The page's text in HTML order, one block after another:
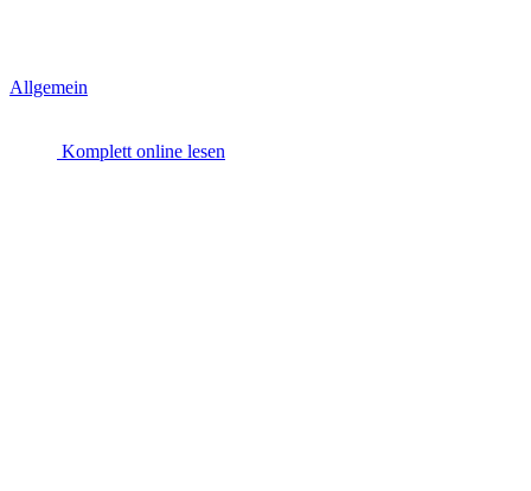
Allgemein
Komplett online lesen